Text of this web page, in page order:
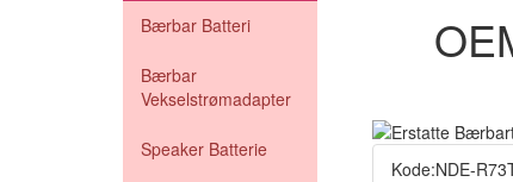
Bærbar Batteri
Bærbar
Vekselstrømadapter
Speaker Batterie
Kode:NDE-